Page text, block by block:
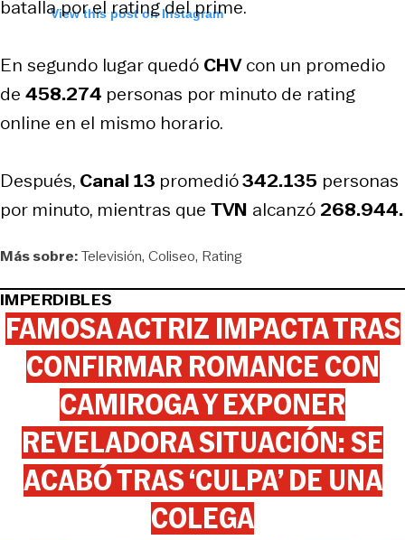
View this post on Instagram
batalla por el rating del prime.
En segundo lugar quedó CHVcon un promedio
de 458.274 personas por minuto de rating
online en el mismo horario.
Después, Canal 13 promedió342.135 personas
por minuto, mientras que TVN alcanzó 268.944.
Más sobre:Televisión Coliseo Rating
IMPERDIBLES
FAMOSA ACTRIZ IMPACTA TRAS
CONFIRMAR ROMANCE CON
CAMIROGA Y EXPONER
REVELADORA SITUACIÓN: SE
ACABÓ TRAS ‘CULPA’ DE UNA
COLEGA